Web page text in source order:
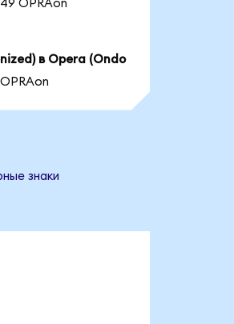
OPRAon
в Opera (Ondo
знаки